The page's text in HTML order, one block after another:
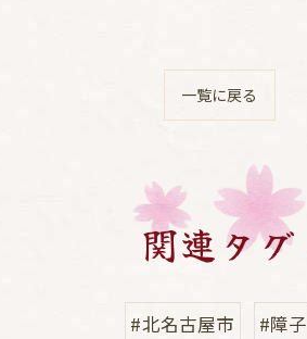
一覧に戻る
関連タグ
#北名古屋市 #障子